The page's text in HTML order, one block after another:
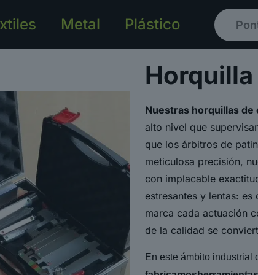
Metal Plástico
Nuestras horquillas de
alto nivel que
que los árbitros de
meticulosa precisión,
con implacable
estresantes y lentas:
marca cada actuación
de la calidad se
En este ámbito industrial